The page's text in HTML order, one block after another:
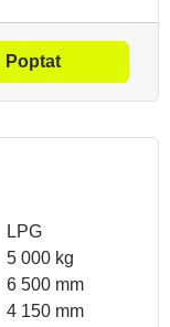
Poptat
LPG
5 000 kg
6 500 mm
4 150 mm